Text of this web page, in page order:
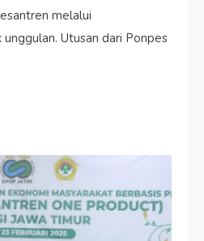
melalui
Utusan dari Ponpes